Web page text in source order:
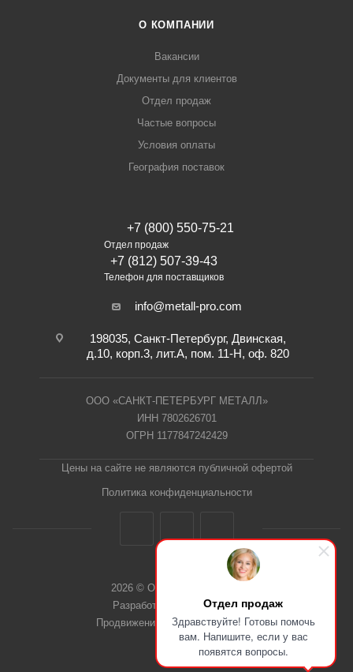
Отдел продаж
Здравствуйте! Готовы помочь
вам. Напишите, если у вас
появятся вопросы.
О КОМПАНИИ
Вакансии
Документы для клиентов
Отдел продаж
Частые вопросы
Условия оплаты
География поставок
+7 (800) 550-75-21
Отдел продаж
+7 (812) 507-39-43
Телефон для поставщиков
info@metall-pro.com
198035, Санкт-Петербург, Двинская,
д.10, корп.3, лит.А, пом. 11-Н, оф. 820
ООО «САНКТ-ПЕТЕРБУРГ МЕТАЛЛ»
ИНН 7802626701
ОГРН 1177847242429
Цены на сайте не являются публичной офертой
Политика конфиденциальности
2026 © ООО "СПб Металл"
Разработка сайта Dieztech
Продвижение сайта — Веб-Центр